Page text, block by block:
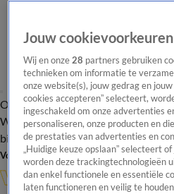
Overzicht Onze programma's
WandelgangenInterviews
bijwonenPodcastShop
Volg Vandaag Inside
Jouw cookievoorkeuren
Wij en onze28 partners gebruiken
technieken om informatie te
onze website(s), jouw gedrag en
cookies accepteren” selecteert,
ingeschakeld om onze advertenties
personaliseren, onze producten en
de prestaties van advertenties en
„Huidige keuze opslaan” selecteert
worden deze trackingtechnologieën
dan enkel functionele en essentiële
laten functioneren en veilig te